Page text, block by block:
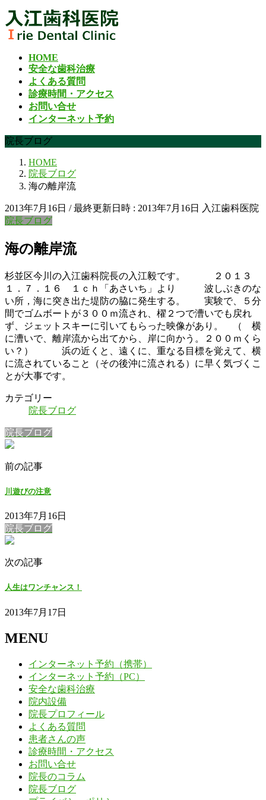
コ
ン
テ
ナ
ビ
ゲ
HOME
安全な歯科治療
よくある質問
診療時間・アクセス
お問い合せ
インターネット予約
院長ブログ
HOME
院長ブログ
海の離岸流
2013年7月16日 / 最終更新日時 : 2013年7月16日
入江歯科医院
院長ブログ
海の離岸流
杉並区今川の入江歯科院長の入江毅です。 ２０１３
１．７．１６ １ｃｈ「あさいち」より 波しぶきのな
い所，海に突き出た堤防の脇に発生する。 実験で、５分
間でゴムボートが３００ｍ流され、櫂２つで漕いでも戻れ
ず、ジェットスキーに引いてもらった映像があり。 （ 横
に漕いで、離岸流から出てから、岸に向かう。２００ｍくら
い？） 浜の近くと、遠くに、重なる目標を覚えて、横
に流されていること（その後沖に流される）に早く気づくこ
とが大事です。
カテゴリー
院長ブログ
院長ブログ
前の記事
川遊びの注意
2013年7月16日
院長ブログ
次の記事
人生はワンチャンス！
2013年7月17日
MENU
インターネット予約（携帯）
インターネット予約（PC）
安全な歯科治療
院内設備
院長プロフィール
よくある質問
患者さんの声
診療時間・アクセス
お問い合せ
院長のコラム
院長ブログ